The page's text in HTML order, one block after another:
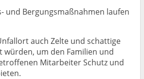
und Bergungsmaßnahmen laufen
auch Zelte und schattige
würden, um den Familien und
Mitarbeiter Schutz und